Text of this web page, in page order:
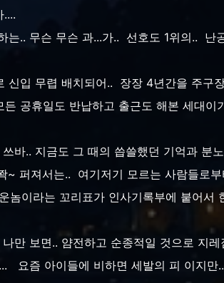
....
는.. 무슨 무슨 과...가.. 선호도 1위의..
신입 무렵 배치되어.. 장장 4년간을 주
공휴일도 반납하고 출근도 해본 세대
바.. 지금도 그 때의 씁쓸했던 기억과 분
~ 퍼져서는.. 여기저기 모르는 사람들로
놈이라는 꼬리표가 인사기록부에 붙어서
만 보면.. 얌전하고 순종적일 것으로 지
즘 아이들에 비하면 세발의 피 이지만